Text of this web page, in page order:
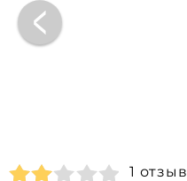
1 отзыв